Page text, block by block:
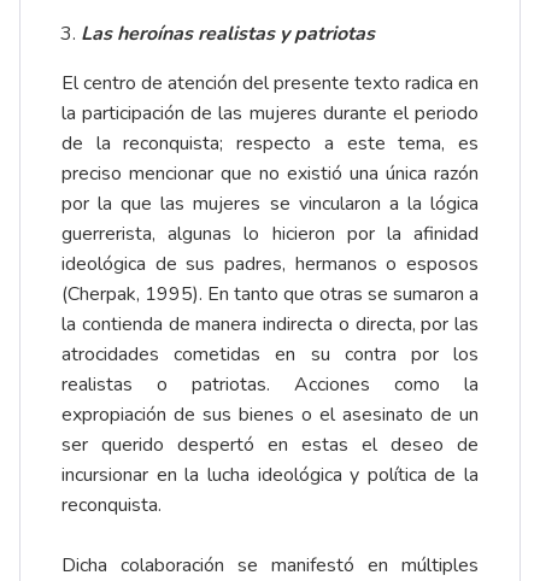
Las heroínas realistas y patriotas
El centro de atención del presente texto radica en
la participación de las mujeres durante el periodo
de la reconquista; respecto a este tema, es
preciso mencionar que no existió una única razón
por la que las mujeres se vincularon a la lógica
guerrerista, algunas lo hicieron por la afinidad
ideológica de sus padres, hermanos o esposos
(Cherpak, 1995). En tanto que otras se sumaron a
la contienda de manera indirecta o directa, por las
atrocidades cometidas en su contra por los
realistas o patriotas. Acciones como la
expropiación de sus bienes o el asesinato de un
ser querido despertó en estas el deseo de
incursionar en la lucha ideológica y política de la
reconquista.
Dicha colaboración se manifestó en múltiples